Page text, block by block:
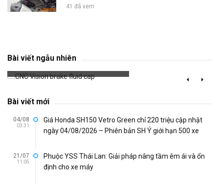
41 đã xem
Bài viết ngẫu nhiên
CNC Vision brake fluid cap
736 đã xem
Bài viết mới
04/08
03:31
Giá Honda SH150 Vetro Green chỉ 220 triệu cập nhật
ngày 04/08/2026 – Phiên bản SH Ý giới hạn 500 xe
21/07
11:05
Phuộc YSS Thái Lan: Giải pháp nâng tầm êm ái và ổn
định cho xe máy